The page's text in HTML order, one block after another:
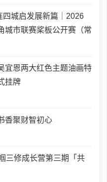
四城启发展新篇｜2026
城市联赛桨板公开赛（常
宜恩两大红色主题油画特
挂牌
香聚财智初心
三修成长营第三期「共